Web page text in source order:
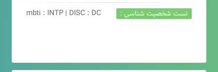
تست شخصیت شناسی : mbti : INTP | DISC : DC